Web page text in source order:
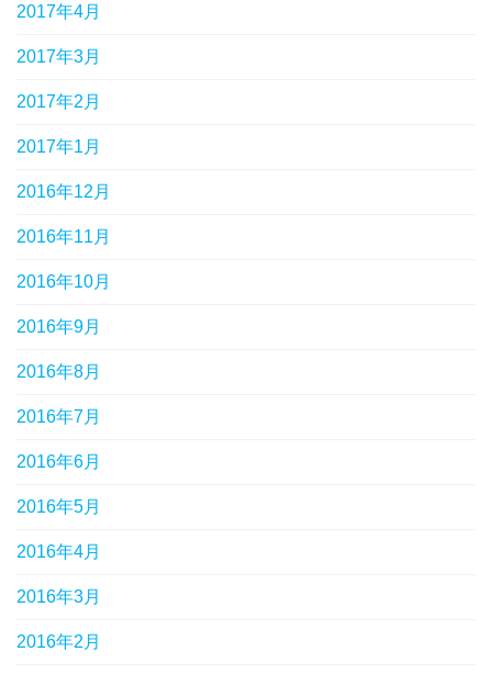
2017年4月
2017年3月
2017年2月
2017年1月
2016年12月
2016年11月
2016年10月
2016年9月
2016年8月
2016年7月
2016年6月
2016年5月
2016年4月
2016年3月
2016年2月